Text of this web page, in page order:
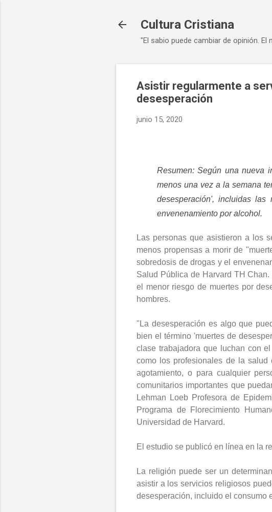
Cultura Cristiana
"El sabio puede cambiar de opinión. El
Asistir regularmente a
desesperación
junio 15, 2020
Resumen: Según una nueva
menos una vez a la semana
desesperación', incluidas
envenenamiento por alcohol.
Las personas que asistieron a los
menos propensas a morir de
sobredosis de drogas y el
Salud Pública de Harvard TH
el menor riesgo de muertes por
hombres.
"La desesperación es algo que
bien el término 'muertes de
clase trabajadora que luchan con
como los profesionales de la salud
agotamiento, o para cualquier
comunitarios importantes que
Lehman Loeb Profesora de
Programa de Florecimiento
Universidad de Harvard.
El estudio se publicó en línea en la
La religión puede ser un
asistir a los servicios religiosos
desesperación, incluido el consumo